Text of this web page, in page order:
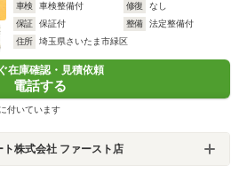
車検
車検整備付 修復
なし
保証
保証付 整備
法定整備付
住所
埼玉県さいたま市緑区
在庫確認・見積依頼
電話する
付いています
株式会社 ファースト店